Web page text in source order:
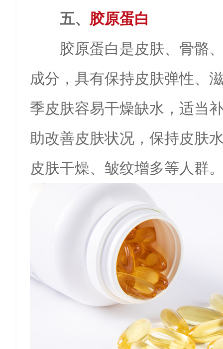
五、 胶原蛋白
胶原蛋白是皮肤、骨骼
成分，具有保持皮肤弹性、
季皮肤容易干燥缺水，适当
助改善皮肤状况，保持皮肤
皮肤干燥、皱纹增多等人群